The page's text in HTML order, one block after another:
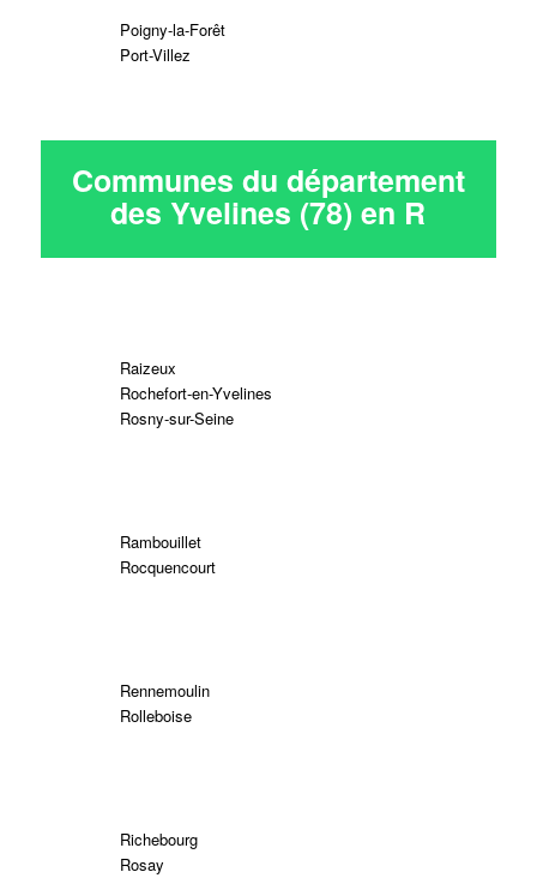
Poigny-la-Forêt
Port-Villez
Communes du département
des Yvelines (78) en R
Raizeux
Rochefort-en-Yvelines
Rosny-sur-Seine
Rambouillet
Rocquencourt
Rennemoulin
Rolleboise
Richebourg
Rosay